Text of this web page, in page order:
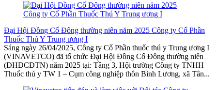
Đại Hội Đồng Cổ Đông thường niên năm 2025 Công ty Cổ Phần
Thuốc Thú Y Trung ương I
Sáng ngày 26/04/2025, Công ty Cổ Phần thuốc thú y Trung ương I
(VINAVETCO) đã tổ chức Đại Hội Đồng Cổ Đông thường niên
(ĐHĐCĐTN) năm 2025 tại: Tầng 3, Hội trường Công ty TNHH
Thuốc thú y TW 1 – Cụm công nghiệp thôn Bình Lương, xã Tân...